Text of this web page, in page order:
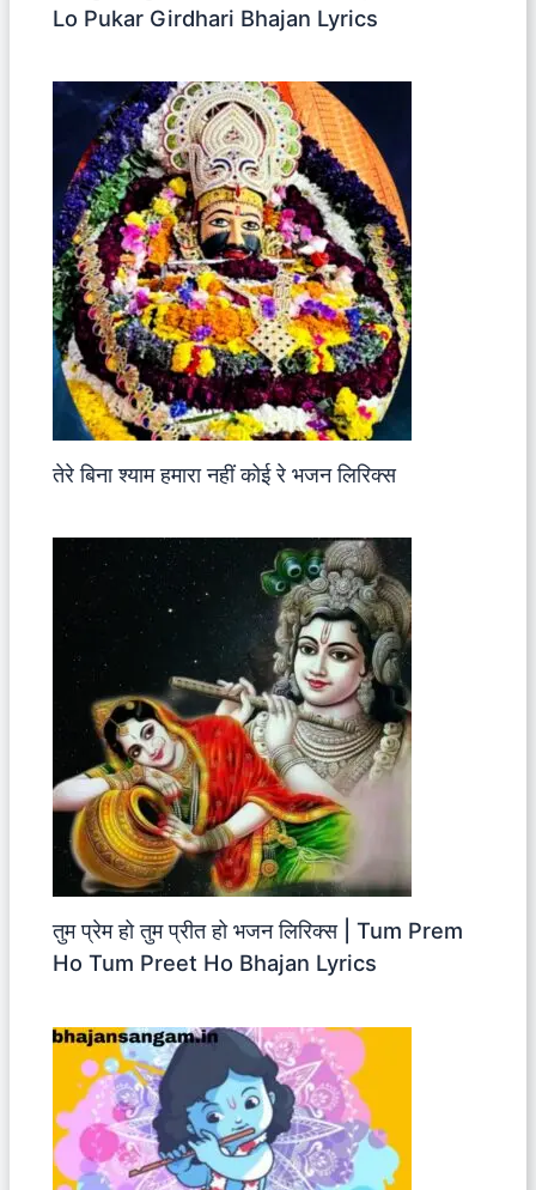
Lo Pukar Girdhari Bhajan Lyrics
तेरे बिना श्याम हमारा नहीं कोई रे भजन लिरिक्स
तुम प्रेम हो तुम प्रीत हो भजन लिरिक्स | Tum Prem
Ho Tum Preet Ho Bhajan Lyrics